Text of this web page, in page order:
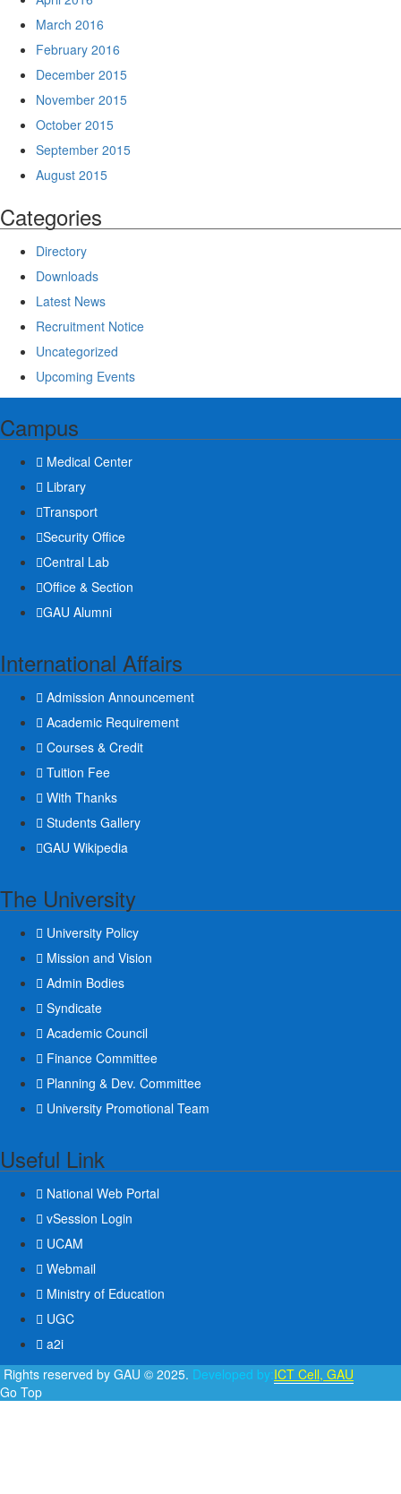
March 2016
February 2016
December 2015
November 2015
October 2015
September 2015
August 2015
Categories
Directory
Downloads
Latest News
Recruitment Notice
Uncategorized
Upcoming Events
Campus
Medical Center
Library
Transport
Security Office
Central Lab
Office & Section
GAU Alumni
International Affairs
Admission Announcement
Academic Requirement
Courses & Credit
Tuition Fee
With Thanks
Students Gallery
GAU Wikipedia
The University
University Policy
Mission and Vision
Admin Bodies
Syndicate
Academic Council
Finance Committee
Planning & Dev. Committee
University Promotional Team
Useful Link
National Web Portal
vSession Login
UCAM
Webmail
Ministry of Education
UGC
a2i
Rights reserved by GAU © 2025. Developed by:ICT Cell, GAU
Go Top